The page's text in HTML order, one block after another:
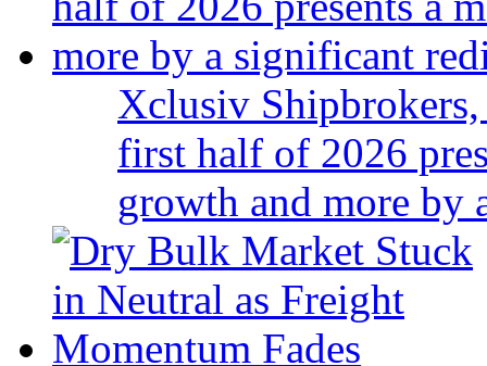
Xclusiv
first half of 2026
growth and more